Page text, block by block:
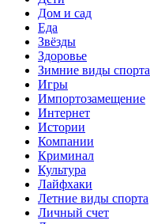
Дом и сад
Еда
Звёзды
Здоровье
Зимние виды спорта
Игры
Импортозамещение
Интернет
Истории
Компании
Криминал
Культура
Лайфхаки
Летние виды спорта
Личный счет